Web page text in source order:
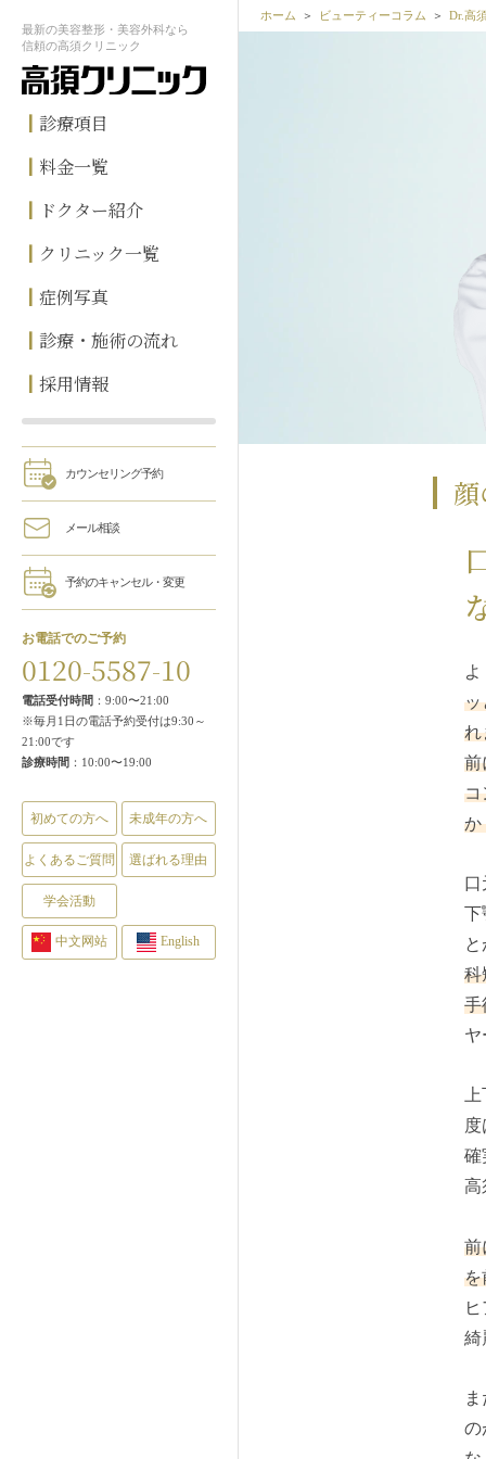
最新の美容整形・美容外科なら
信頼の高須クリニック
診療項目
料金一覧
ドクター紹介
クリニック一覧
症例写真
診療・施術の流れ
採用情報
カウンセリング予約
メール相談
予約のキャンセル・変更
お電話でのご予約
0120-5587-10
電話受付時間 ：9:00〜21:00
※毎月1日の電話予約受付は9:30～
21:00です
診療時間 ：10:00〜19:00
初めての方へ 未成年の方へ
よくあるご質問 選ばれる理由
学会活動
中文网站 English
ホーム ビューティーコラム Dr.高
ッ
れ
前
コ
か
口
下
科
手
ヤ
確
高
前
を
綺
の